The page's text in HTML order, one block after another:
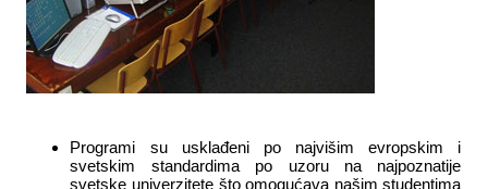
Programi su usklađeni po najvišim evropskim i
svetskim standardima po uzoru na najpoznatije
svetske univerzitete što omogućava našim studentima